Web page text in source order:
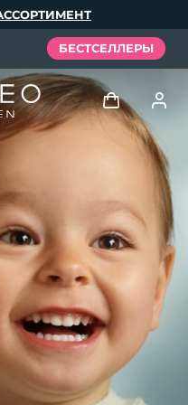
БЕСТСЕЛЛЕРЫ
Войти
пользователя
Мои приборы
Мои заказы
Мои адреса
Мои подписки
Español
Português
Русский
繁體中文